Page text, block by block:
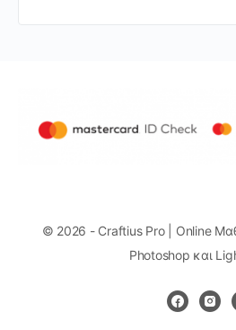
© 2026 - Craftius Pro | Online
Photoshop και